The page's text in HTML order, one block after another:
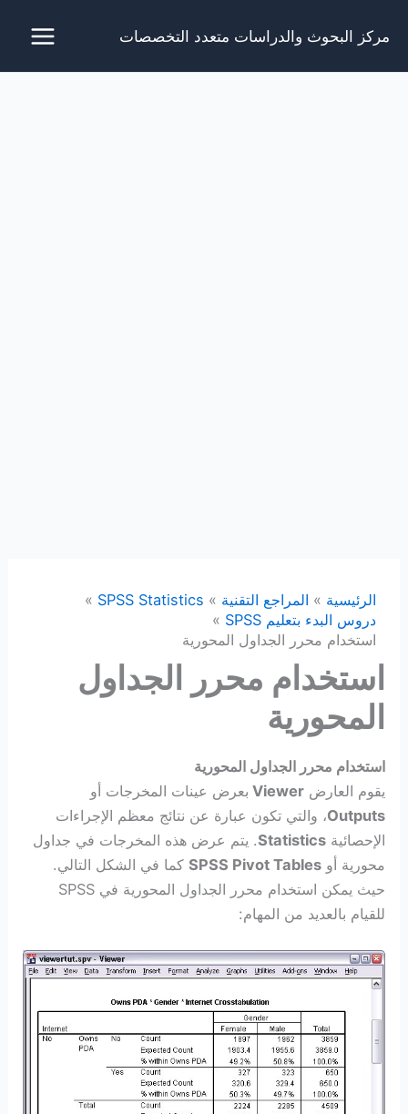
مركز البحوث والدراسات متعدد التخصصات
الرئيسية المراجع التقنية
SPSS Statistics
دروس البدء بتعليم SPSS
استخدام محرر الجداول المحورية
استخدام محرر الجداول
المحورية
استخدام محرر الجداول المحورية
يقوم العارضViewer بعرض عينات المخرجات أو
Outputs، والتي تكون عبارة عن نتائج معظم الإجراءات
الإحصائيةStatistics. يتم عرض هذه المخرجات في جداول
محورية أوSPSS Pivot Tables كما في الشكل التالي.
حيث يمكن استخدام محرر الجداول المحورية في SPSS
للقيام بالعديد من المهام: